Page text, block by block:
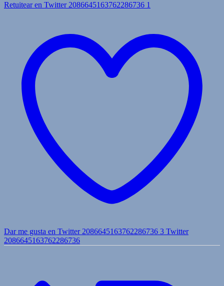
Retuitear en Twitter 2086645163762286736 1
Dar me gusta en Twitter 2086645163762286736 3 Twitter
2086645163762286736